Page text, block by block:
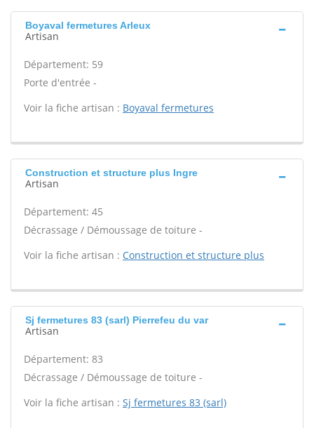
Boyaval fermetures Arleux
Artisan
Département: 59
Porte d'entrée -
Voir la fiche artisan : Boyaval fermetures
Construction et structure plus Ingre
Artisan
Département: 45
Décrassage / Démoussage de toiture -
Voir la fiche artisan : Construction et structure plus
Sj fermetures 83 (sarl) Pierrefeu du var
Artisan
Département: 83
Décrassage / Démoussage de toiture -
Voir la fiche artisan : Sj fermetures 83 (sarl)